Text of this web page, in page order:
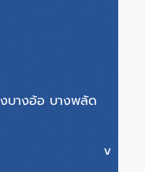
บางอ้อ บางพลัด